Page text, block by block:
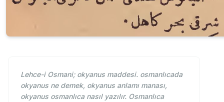
Lehce-i Osmani; okyanus maddesi. osmanlıcada
okyanus ne demek, okyanus anlamı manası,
okyanus osmanlıca nasıl yazılır. Osmanlıca